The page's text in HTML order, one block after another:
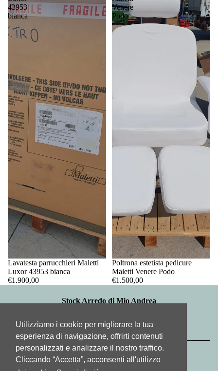
Utilizziamo i cookie per migliorare la tua
esperienza di navigazione, offrirti contenuti
personalizzati e analizzare il nostro traffico.
Cliccando “Accetta”, acconsenti all'utilizzo
43953
bianca
Lavatesta parrucchieri Maletti
Luxor 43953 bianca
€1.900,00
Venere
Podo
Poltrona estetista pedicure
Maletti Venere Podo
€1.500,00
Stock Arredo di Mio Andrea
PI: 01393350937
info@stockarredo.it - 335 5320641
© 2026 Stock Arredo , Powered by Shopify
Termini e informative
Informativa sui rimborsi
Recapiti